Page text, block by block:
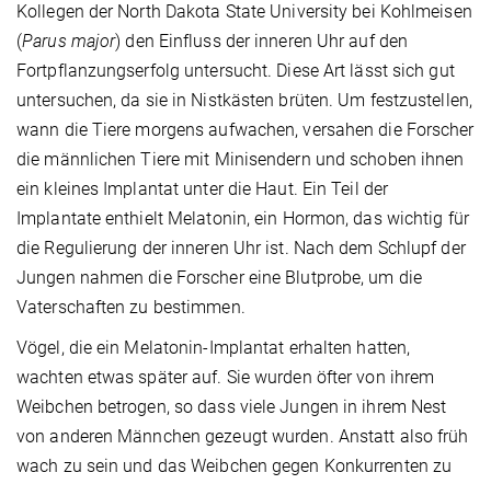
Kollegen der North Dakota State University bei Kohlmeisen
(Parus major) den Einfluss der inneren Uhr auf den
Fortpflanzungserfolg untersucht. Diese Art lässt sich gut
untersuchen, da sie in Nistkästen brüten. Um festzustellen,
wann die Tiere morgens aufwachen, versahen die Forscher
die männlichen Tiere mit Minisendern und schoben ihnen
ein kleines Implantat unter die Haut. Ein Teil der
Implantate enthielt Melatonin, ein Hormon, das wichtig für
die Regulierung der inneren Uhr ist. Nach dem Schlupf der
Jungen nahmen die Forscher eine Blutprobe, um die
Vaterschaften zu bestimmen.
Vögel, die ein Melatonin-Implantat erhalten hatten,
wachten etwas später auf. Sie wurden öfter von ihrem
Weibchen betrogen, so dass viele Jungen in ihrem Nest
von anderen Männchen gezeugt wurden. Anstatt also früh
wach zu sein und das Weibchen gegen Konkurrenten zu